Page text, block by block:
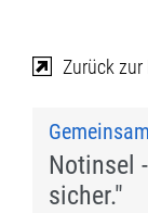
Zurück zur
Notinsel
sicher."